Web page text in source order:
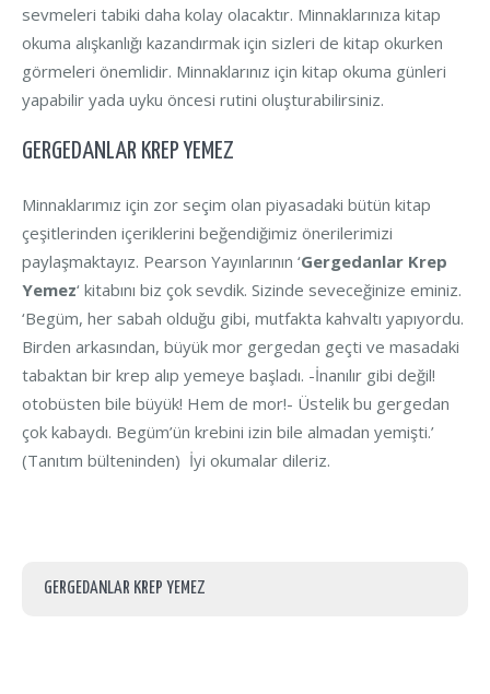
sevmeleri tabiki daha kolay olacaktır. Minnaklarınıza kitap
okuma alışkanlığı kazandırmak için sizleri de kitap okurken
görmeleri önemlidir. Minnaklarınız için kitap okuma günleri
yapabilir yada uyku öncesi rutini oluşturabilirsiniz.
GERGEDANLAR KREP YEMEZ
Minnaklarımız için zor seçim olan piyasadaki bütün kitap
çeşitlerinden içeriklerini beğendiğimiz önerilerimizi
paylaşmaktayız. Pearson Yayınlarının ‘Gergedanlar Krep
Yemez‘ kitabını biz çok sevdik. Sizinde seveceğinize eminiz.
‘Begüm, her sabah olduğu gibi, mutfakta kahvaltı yapıyordu.
Birden arkasından, büyük mor gergedan geçti ve masadaki
tabaktan bir krep alıp yemeye başladı. -İnanılır gibi değil!
otobüsten bile büyük! Hem de mor!- Üstelik bu gergedan
çok kabaydı. Begüm’ün krebini izin bile almadan yemişti.’
(Tanıtım bülteninden) İyi okumalar dileriz.
GERGEDANLAR KREP YEMEZ